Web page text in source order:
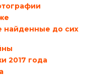
найденные до сих
2017 года